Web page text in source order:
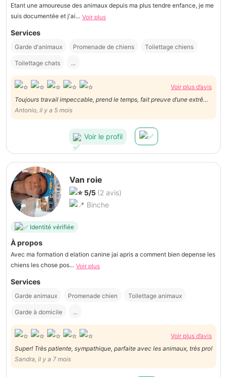
Etant une amoureuse des animaux depuis ma plus tendre enfance, je me
suis documentée et j'ai... Voir plus
Services
Garde d'animaux Promenade de chiens Toilettage chiens
Toilettage chats ...
Voir plus d’avis
Toujours travail impeccable, prend le temps, fait preuve d’une extrême
douceur avec les animaux …. Je recommande !
Antonio, il y a 5 mois
Voir le profil
Van roie
5/5 (2 avis)
Binche
Identité vérifiée
À propos
Avec ma formation d elation canine jai apris a comment bien depense les
chiens les chose pos... Voir plus
Services
Garde animaux Promenade chien Toilettage animaux
Garde à domicile ...
Voir plus d’avis
Super! Très patiente, sympathique, parfaite avec les animaux, très pro!
Sandra, il y a 7 mois